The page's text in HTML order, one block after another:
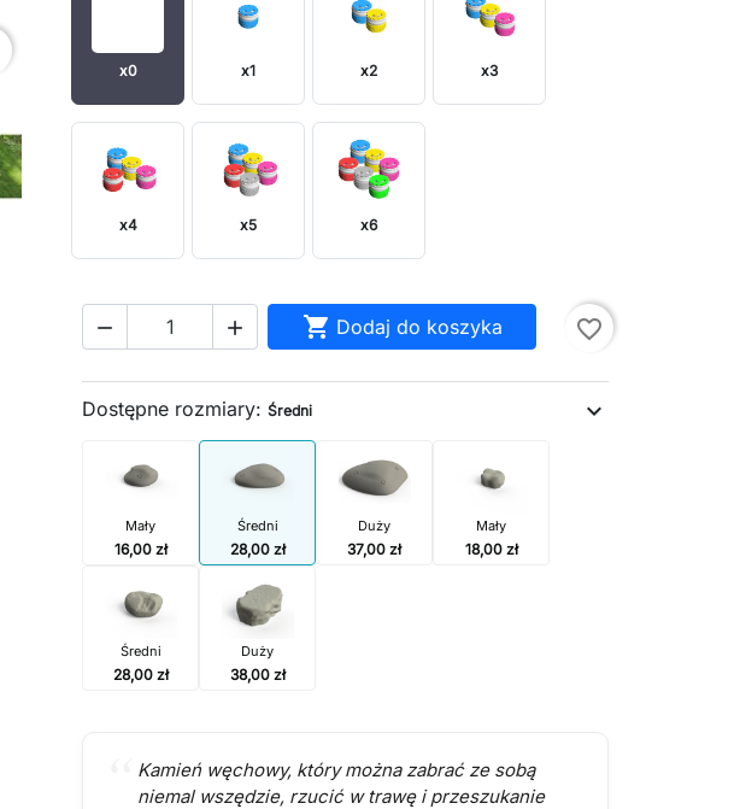
x0 x1 x2 x3
x4 x5 x6
   Dodaj do koszyka favorite_border
Dostępne rozmiary: Średni expand_more
Mały
16,00 zł
Średni
28,00 zł
Duży
37,00 zł
Mały
18,00 zł
Średni
28,00 zł
Duży
38,00 zł
Kamień węchowy, który można zabrać ze sobą
niemal wszędzie, rzucić w trawę i przeszukanie